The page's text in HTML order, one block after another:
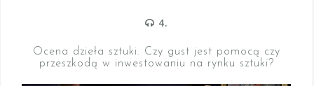
4.
Ocena dzieła sztuki. Czy gust jest pomocą czy
przeszkodą w inwestowaniu na rynku sztuki?